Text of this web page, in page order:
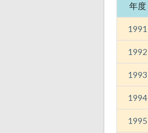
年度
1991
1992
1993
1994
1995